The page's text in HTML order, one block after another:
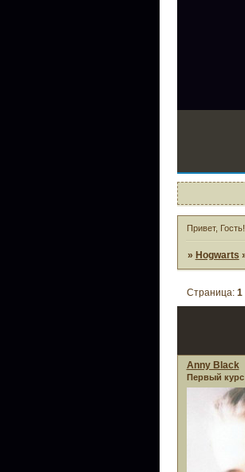
Привет, Гость!
» Hogwarts
Страница: 1
Anny Black
Первый курс